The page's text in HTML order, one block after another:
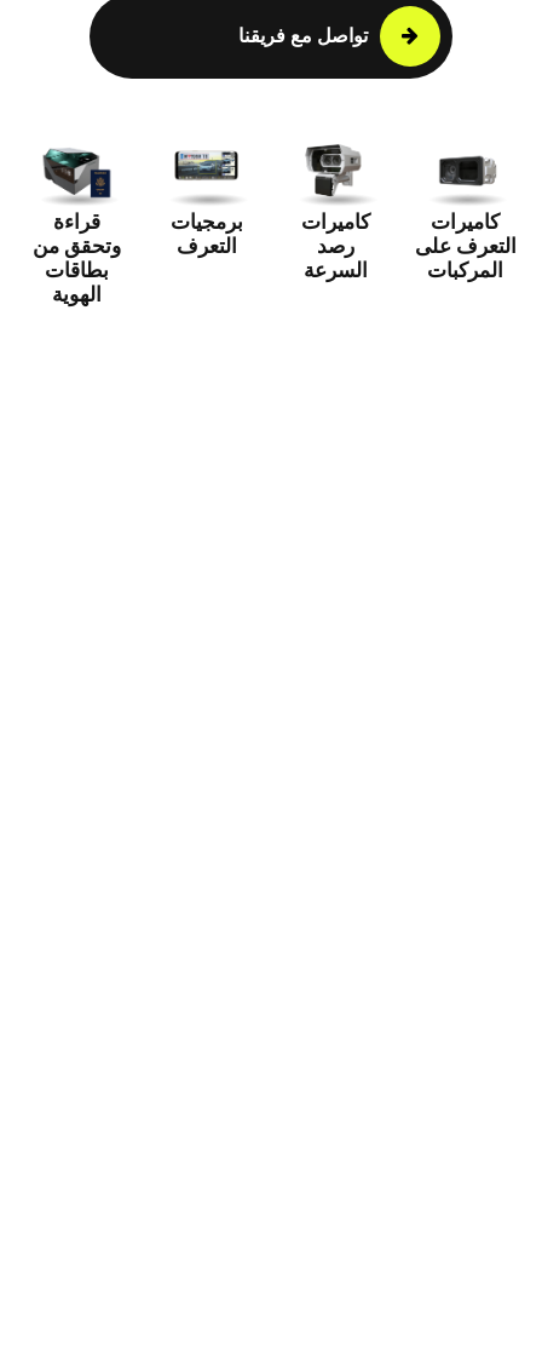
تواصل مع فريقنا
كاميرات
التعرف على
المركبات
كاميرات
رصد
السرعة
برمجيات
التعرف
قراءة
وتحقق من
بطاقات
الهوية